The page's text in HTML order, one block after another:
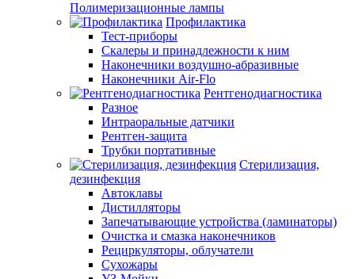
Полимеризационные лампы
Профилактика
Тест-приборы
Скалеры и принадлежности к ним
Наконечники воздушно-абразивные
Наконечники Air-Flo
Рентгенодиагностика
Разное
Интраоральные датчики
Рентген-защита
Трубки портативные
Стерилизация,
дезинфекция
Автоклавы
Дистилляторы
Запечатывающие устройства (ламинаторы)
Очистка и смазка наконечников
Рециркуляторы, облучатели
Сухожары